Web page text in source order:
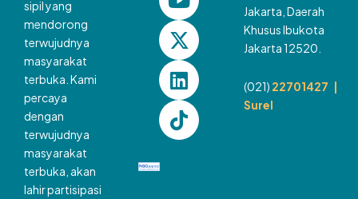
sipil yang
mendorong
terwujudnya
masyarakat
terbuka. Kami
percaya
dengan
terwujudnya
masyarakat
terbuka, akan
lahir partisipasi
g
r
a
m
o
o
k
b
e
t
t
e
r
d
i
n
k
Jakarta, Daerah
Khusus Ibukota
Jakarta 12520.
(021) 22701427 |
Surel